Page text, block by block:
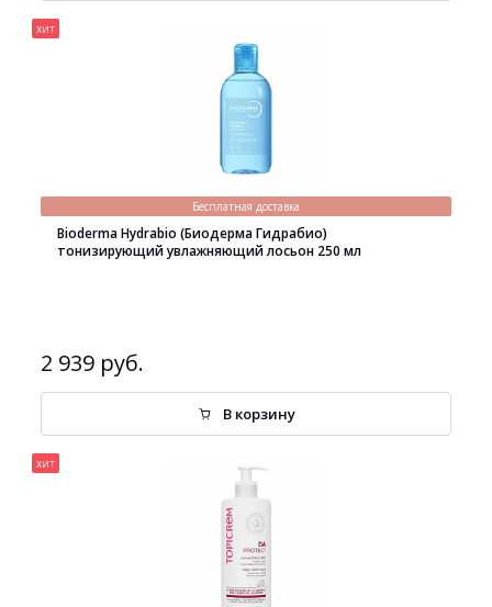
хит
Бесплатная доставка
Bioderma Hydrabio (Биодерма Гидрабио)
тонизирующий увлажняющий лосьон 250 мл
2 939 руб.
В корзину
хит